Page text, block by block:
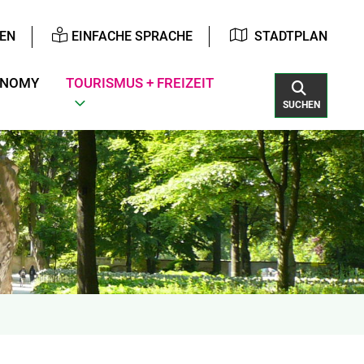
EINFACHE SPRACHE STADTPLAN
TOURISMUS + FREIZEIT
SUCHEN